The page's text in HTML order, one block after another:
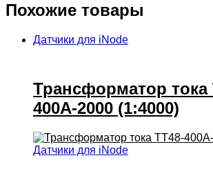
Похожие товары
Датчики для iNode
Трансформатор тока
400А-2000 (1:4000)
Датчики для iNode